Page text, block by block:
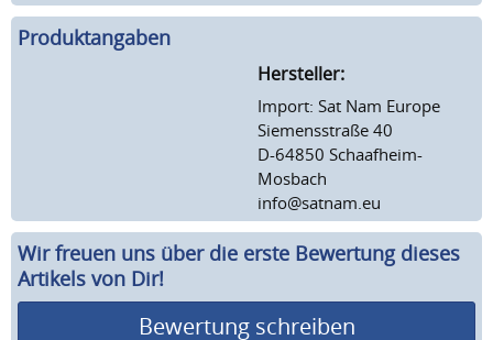
Produktangaben
Hersteller:
Import: Sat Nam Europe
Siemensstraße 40
D-64850 Schaafheim-
Mosbach
info@satnam.eu
Wir freuen uns über die erste Bewertung dieses
Artikels von Dir!
Bewertung schreiben